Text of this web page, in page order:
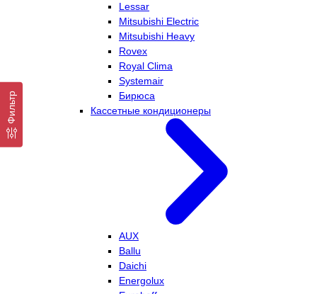
Lessar
Mitsubishi Electric
Mitsubishi Heavy
Rovex
Royal Clima
Systemair
Бирюса
Кассетные кондиционеры
AUX
Ballu
Daichi
Energolux
Фильтр